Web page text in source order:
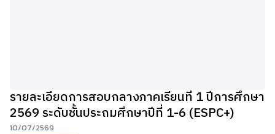
รายละเอียดการสอบกลางภาคเรียนที่ 1 ปีการศึกษา
2569 ระดับชั้นประถมศึกษาปีที่ 1-6 (ESPC+)
10/07/2569